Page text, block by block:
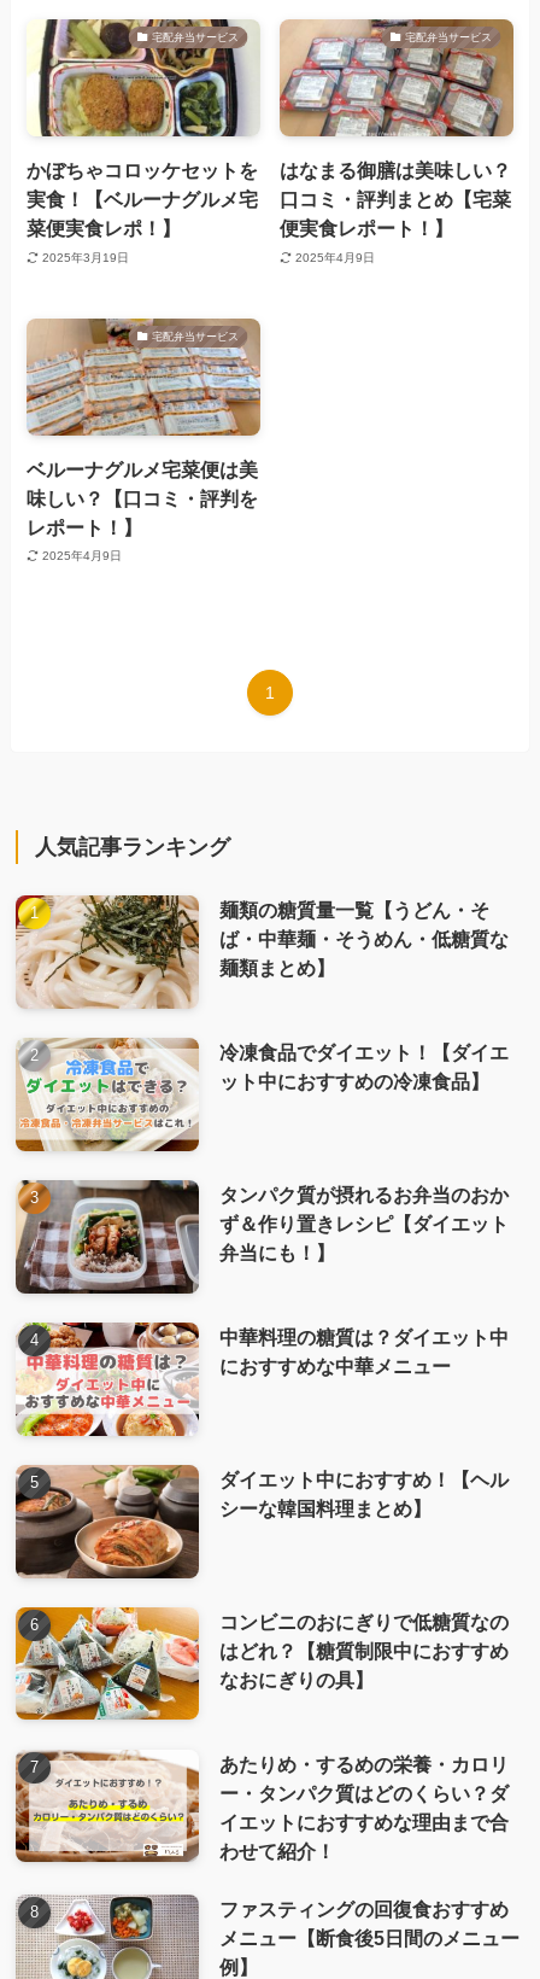
宅配弁当サービス
かぼちゃコロッケセットを
実食！【ベルーナグルメ宅
菜便実食レポ！】
2025年3月19日
宅配弁当サービス
はなまる御膳は美味しい？
口コミ・評判まとめ【宅菜
便実食レポート！】
2025年4月9日
宅配弁当サービス
ベルーナグルメ宅菜便は美
味しい？【口コミ・評判を
レポート！】
2025年4月9日
1
人気記事ランキング
麺類の糖質量一覧【うどん・そ
ば・中華麺・そうめん・低糖質な
麺類まとめ】
冷凍食品でダイエット！【ダイエ
ット中におすすめの冷凍食品】
タンパク質が摂れるお弁当のおか
ず＆作り置きレシピ【ダイエット
弁当にも！】
中華料理の糖質は？ダイエット中
におすすめな中華メニュー
ダイエット中におすすめ！【ヘル
シーな韓国料理まとめ】
コンビニのおにぎりで低糖質なの
はどれ？【糖質制限中におすすめ
なおにぎりの具】
あたりめ・するめの栄養・カロリ
ー・タンパク質はどのくらい？ダ
イエットにおすすめな理由まで合
わせて紹介！
ファスティングの回復食おすすめ
メニュー【断食後5日間のメニュー
例】